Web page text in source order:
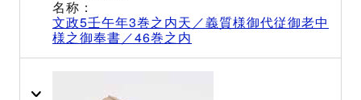
文政5壬午年3巻之内天／義質様御代従御老中
様之御奉書／46巻之内